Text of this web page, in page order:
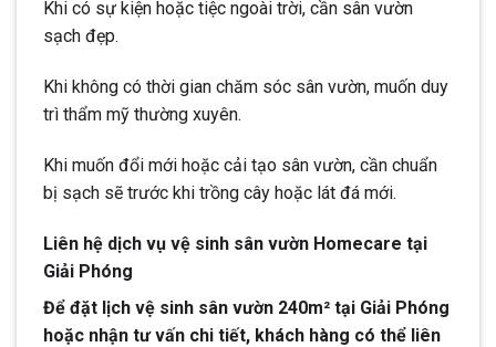
Khi có sự kiện hoặc tiệc ngoài trời, cần sân vườn
sạch đẹp.
Khi không có thời gian chăm sóc sân vườn, muốn duy
trì thẩm mỹ thường xuyên.
Khi muốn đổi mới hoặc cải tạo sân vườn, cần chuẩn
bị sạch sẽ trước khi trồng cây hoặc lát đá mới.
Liên hệ dịch vụ vệ sinh sân vườn Homecare tại
Giải Phóng
Để đặt lịch vệ sinh sân vườn 240m² tại Giải Phóng
hoặc nhận tư vấn chi tiết, khách hàng có thể liên